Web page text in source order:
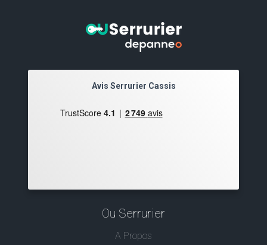
Avis Serrurier Cassis
Ou Serrurier
A Propos